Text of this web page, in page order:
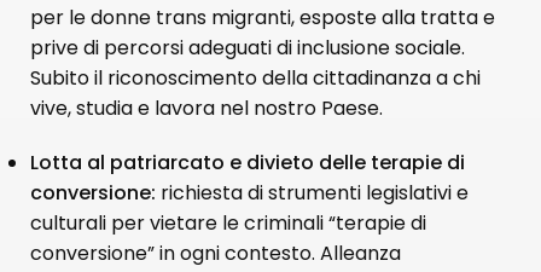
per le donne trans migranti, esposte alla tratta e
prive di percorsi adeguati di inclusione sociale.
Subito il riconoscimento della cittadinanza a chi
vive, studia e lavora nel nostro Paese.
Lotta al patriarcato e divieto delle terapie di
conversione: richiesta di strumenti legislativi e
culturali per vietare le criminali “terapie di
conversione” in ogni contesto. Alleanza